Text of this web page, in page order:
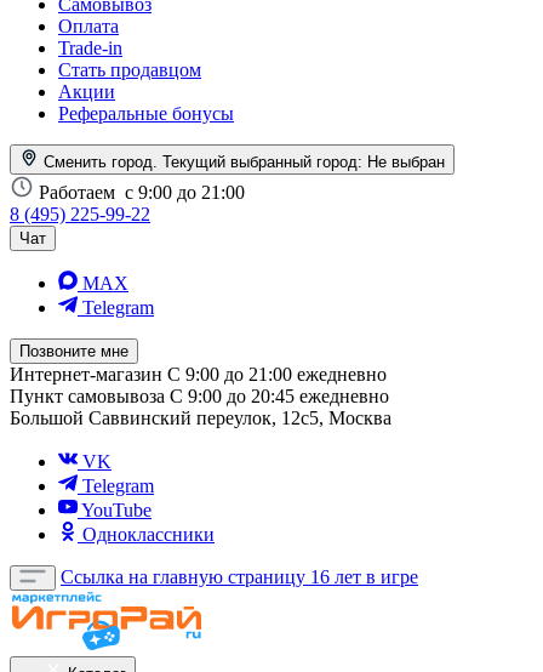
Оплата
Trade-in
Стать продавцом
Акции
Реферальные бонусы
Сменить город. Текущий выбранный город: Не выбран
Работаем с 9:00 до 21:00
8 (495) 225-99-22
Чат
MAX
Telegram
Позвоните мне
Интернет-магазин С 9:00 до 21:00 ежедневно
Пункт самовывоза С 9:00 до 20:45 ежедневно
Большой Саввинский переулок, 12с5, Москва
VK
Telegram
YouTube
Одноклассники
Ссылка на главную страницу 16 лет в игре